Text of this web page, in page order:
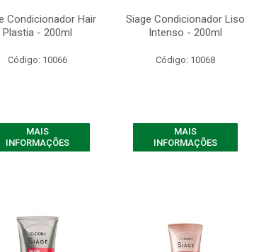
Condicionador Hair
Plastia - 200ml
Código: 10066
MAIS
INFORMAÇÕES
Siage Condicionador Liso
Intenso - 200ml
Código: 10068
MAIS
INFORMAÇÕES